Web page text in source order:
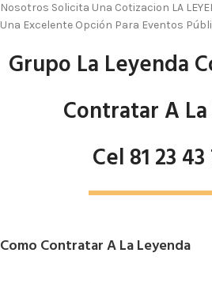
Nosotros Solicita Una Cotizacion LA
Una Excelente Opción Para Eventos
Grupo La Leyenda
Contratar A
Cel 81 23
Como Contratar A La Leyenda